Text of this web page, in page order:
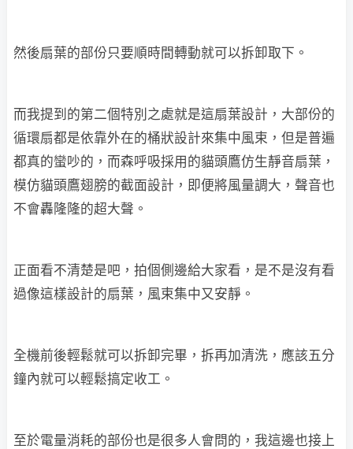
然後扇葉的部份只要順時間轉動就可以拆卸取下。
而我提到的第二個特別之處就是這扇葉設計，大部份的
循環扇都是依靠外在的桶狀設計來集中風束，但是普遍
都真的蠻吵的，而森呼吸採用的貓頭鷹仿生靜音扇葉，
模仿貓頭鷹翅膀的截面設計，即便將風量調大，聲音也
不會轟隆隆的超大聲。
正面看不清楚是吧，拍個側邊給大家看，是不是沒有看
過像這樣設計的扇葉，風束集中又安靜。
全機前後輕鬆就可以拆卸完畢，拆再加清洗，應該五分
鐘內就可以輕鬆搞定收工。
至於電量消耗的部份也是很多人會問的，我這邊也接上